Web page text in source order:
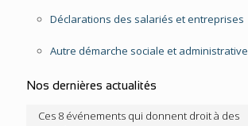
Déclarations des salariés et entreprises
Autre démarche sociale et administrative
Nos dernières actualités
Ces 8 événements qui donnent droit à des